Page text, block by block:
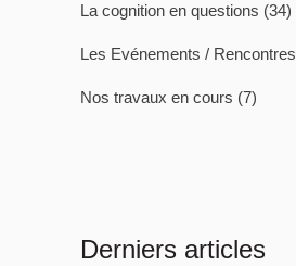
La cognition en questions (34)
Les Evénements / Rencontres
Nos travaux en cours (7)
Derniers articles